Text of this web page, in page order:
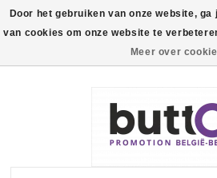
Call Us Now:+32
Door het gebruiken van onze website,
van cookies om onze website te
Meer over